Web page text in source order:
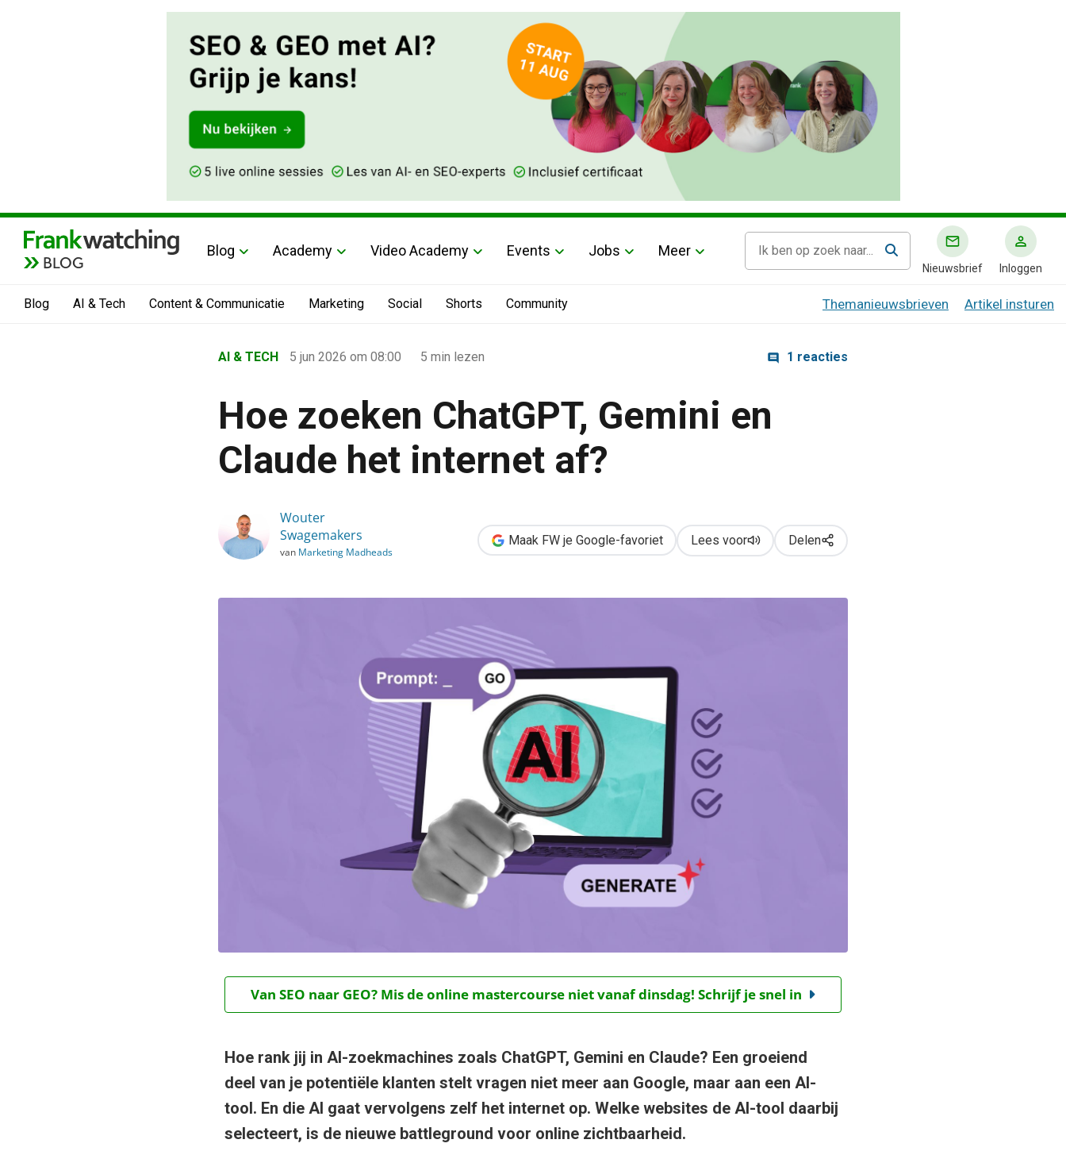
BLOG
Blog Academy Video Academy Events Jobs Meer
Nieuwsbrief Inloggen
Blog AI & Tech Content & Communicatie Marketing Social Shorts Community Themanieuwsbrieven Artikel insturen
›
AI & Tech
›
AI & TECH 5 jun 2026 om 08:00 5 min lezen 1 reacties
Hoe zoeken ChatGPT, Gemini en
Claude het internet af?
Wouter
Swagemakers
van Marketing Madheads
Maak FW je Google-favoriet Lees voor Delen
Van SEO naar GEO? Mis de online mastercourse niet vanaf dinsdag! Schrijf je snel in
Hoe rank jij in AI-zoekmachines zoals ChatGPT, Gemini en Claude? Een groeiend
deel van je potentiële klanten stelt vragen niet meer aan Google, maar aan een AI-
tool. En die AI gaat vervolgens zelf het internet op. Welke websites de AI-tool daarbij
selecteert, is de nieuwe battleground voor online zichtbaarheid.